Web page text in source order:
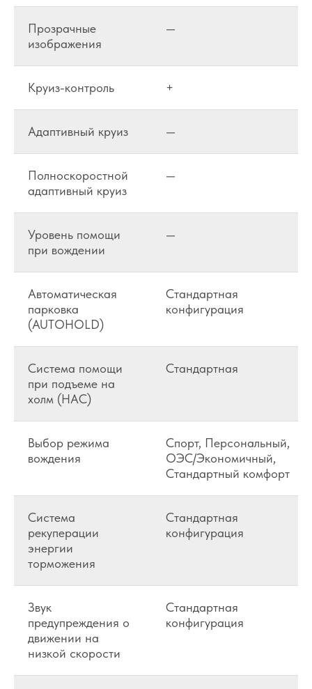
Прозрачные
изображения
—
Круиз-контроль +
Адаптивный круиз —
Полноскоростной
адаптивный круиз
—
Уровень помощи
при вождении
—
Автоматическая
парковка
(AUTOHOLD)
Стандартная
конфигурация
Система помощи
при подъеме на
холм (HAC)
Стандартная
Выбор режима
вождения
Спорт, Персональный,
ОЭС/Экономичный,
Стандартный комфорт
Система
рекуперации
энергии
торможения
Стандартная
конфигурация
Звук
предупреждения о
движении на
низкой скорости
Стандартная
конфигурация